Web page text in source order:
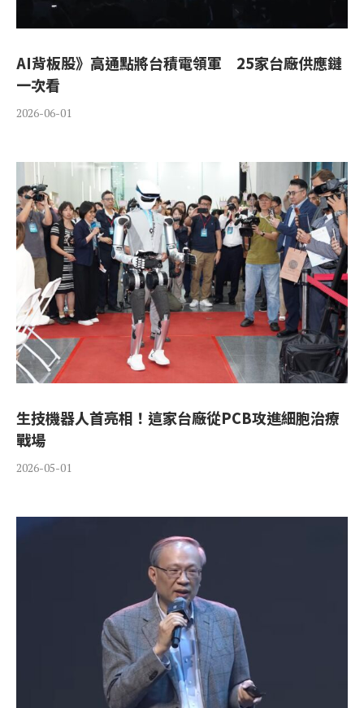
AI背板股》高通點將台積電領軍 25家台廠供應鏈
一次看
2026-06-01
生技機器人首亮相！這家台廠從PCB攻進細胞治療
戰場
2026-05-01